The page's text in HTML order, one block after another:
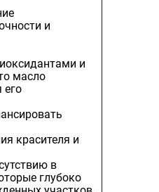
и
и
масло
его
красителя и
в
глубоко